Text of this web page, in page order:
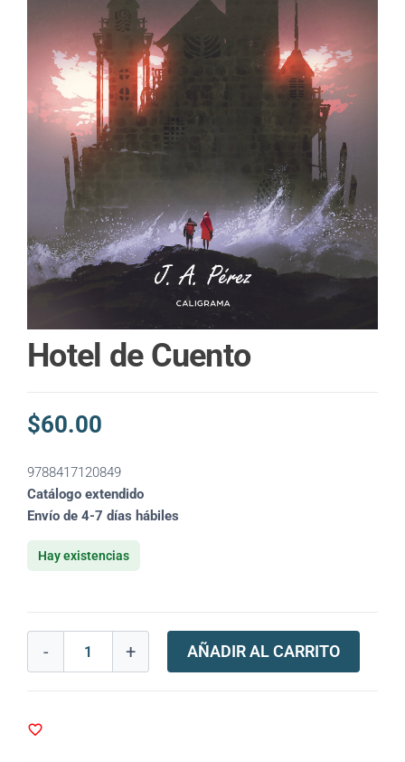
Hotel de Cuento
$60.00
9788417120849
Catálogo extendido
Envío de 4-7 días hábiles
Hay existencias
- + AÑADIR AL CARRITO